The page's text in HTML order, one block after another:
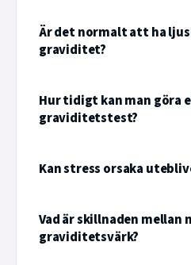
Är det normalt att ha
graviditet?
Hur tidigt kan man göra
graviditetstest?
Kan stress orsaka
Vad är skillnaden mellan
graviditetsvärk?